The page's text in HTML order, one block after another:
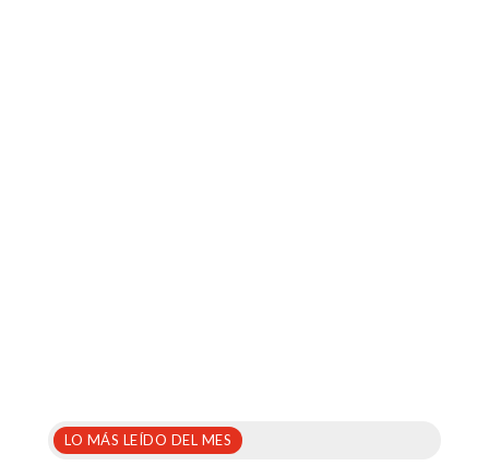
LO MÁS LEÍDO DEL MES